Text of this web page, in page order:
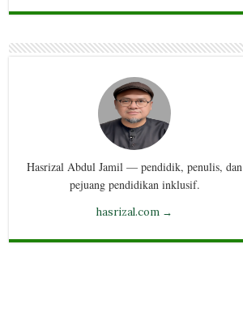
Hasrizal Abdul Jamil — pendidik, penulis, dan
pejuang pendidikan inklusif.
hasrizal.com →